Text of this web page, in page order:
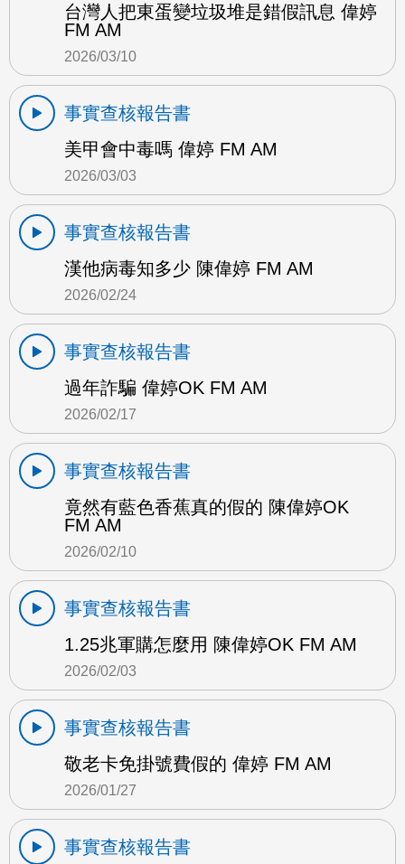
台灣人把東蛋變垃圾堆是錯假訊息 偉婷
FM AM
2026/03/10
事實查核報告書
美甲會中毒嗎 偉婷 FM AM
2026/03/03
事實查核報告書
漢他病毒知多少 陳偉婷 FM AM
2026/02/24
事實查核報告書
過年詐騙 偉婷OK FM AM
2026/02/17
事實查核報告書
竟然有藍色香蕉真的假的 陳偉婷OK
FM AM
2026/02/10
事實查核報告書
1.25兆軍購怎麼用 陳偉婷OK FM AM
2026/02/03
事實查核報告書
敬老卡免掛號費假的 偉婷 FM AM
2026/01/27
事實查核報告書